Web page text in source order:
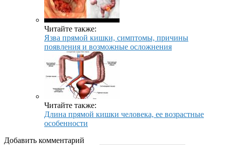
Читайте также:
Язва прямой кишки, симптомы, причины
появления и возможные осложнения
Читайте также:
Длина прямой кишки человека, ее возрастные
особенности
Добавить комментарий